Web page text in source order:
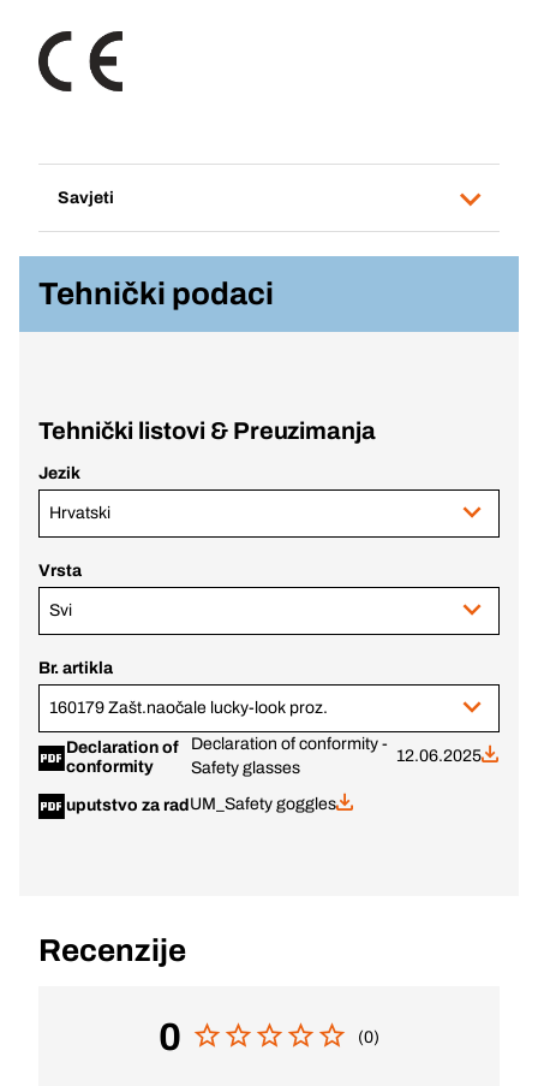
Savjeti
Tehnički podaci
Tehnički listovi & Preuzimanja
Jezik
Hrvatski
Vrsta
Svi
Br. artikla
160179 Zašt.naočale lucky-look proz.
Declaration of
conformity
Declaration of conformity -
Safety glasses
12.06.2025
uputstvo za rad UM_Safety goggles
Recenzije
0 (0)